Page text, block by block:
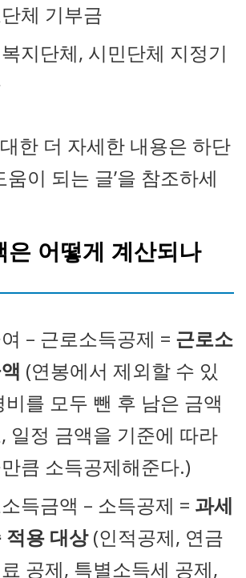
체 기부금
지단체, 시민단체 지정기
한 더 자세한 내용은 하단
움이 되는 글’을 참조하세
은 어떻게 계산되나
– 근로소득공제 = 근로소
(연봉에서 제외할 수 있
비를 모두 뺀 후 남은 금액
일정 금액을 기준에 따라
큼 소득공제해준다.)
득금액 – 소득공제 = 과세
적용 대상(인적공제, 연금
공제, 특별소득세 공제,